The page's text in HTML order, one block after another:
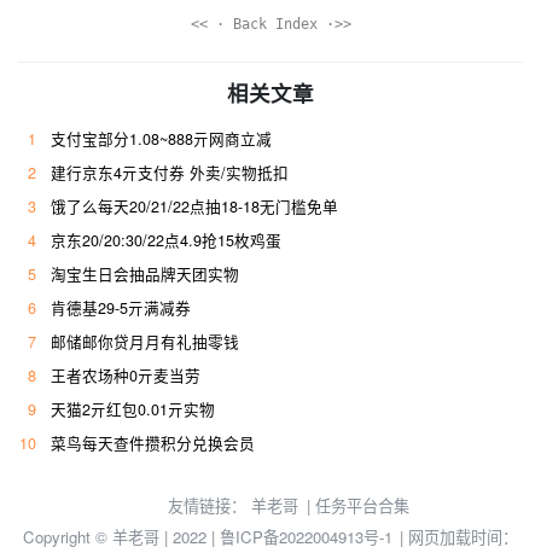
<< · Back Index ·>>
相关文章
1
支付宝部分1.08~888亓网商立减
2
建行京东4亓支付券 外卖/实物抵扣
3
饿了么每天20/21/22点抽18-18无门槛免单
4
京东20/20:30/22点4.9抢15枚鸡蛋
5
淘宝生日会抽品牌天团实物
6
肯德基29-5亓满减券
7
邮储邮你贷月月有礼抽零钱
8
王者农场种0亓麦当劳
9
天猫2亓红包0.01亓实物
10
菜鸟每天查件攒积分兑换会员
友情链接： 羊老哥 | 任务平台合集
Copyright © 羊老哥 | 2022 | 鲁ICP备2022004913号-1 | 网页加载时间：